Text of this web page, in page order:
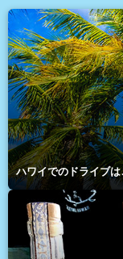
ハワイでのドライブ